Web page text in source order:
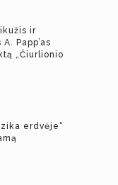
ir
Papp’as
„Čiurlionio
erdvėje“